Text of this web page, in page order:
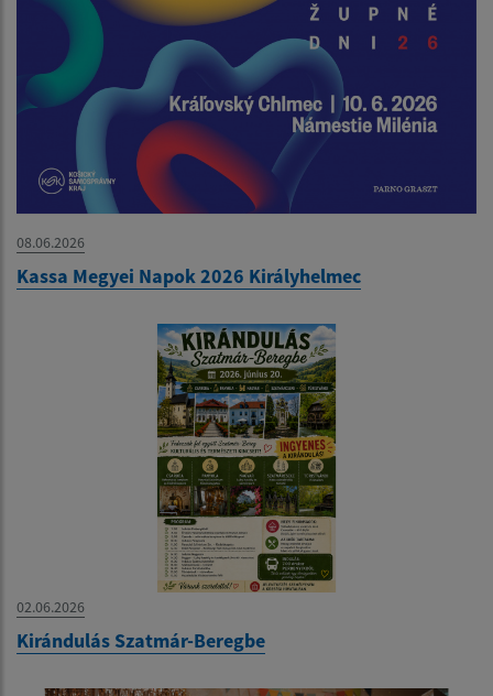
08.06.2026
Kassa Megyei Napok 2026 Királyhelmec
02.06.2026
Kirándulás Szatmár-Beregbe